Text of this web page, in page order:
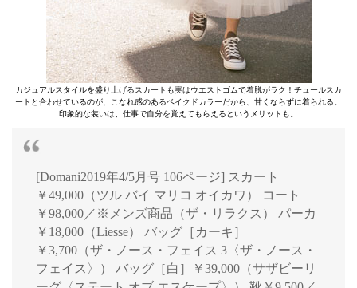
カジュアルスタイルを盛り上げるスカートも実はウエストゴムで着脱がラク！チュールスカ
ートと合わせているのが、こなれ感のあるベイクドカラーだから、甘くならずに着られる。
印象的な装いは、仕事で自分を覚えてもらえるというメリットも。
[Domani2019年4/5月号 106ページ] スカート
￥49,000（ツル バイ マリコ オイカワ） コート
￥98,000／※メンズ商品（ザ・リラクス） パーカ
￥18,000（Liesse） バッグ［カーキ］
￥3,700（ザ・ノース・フェイス 3〈ザ・ノース・
フェイス〉） バッグ［白］￥39,000（サザビーリ